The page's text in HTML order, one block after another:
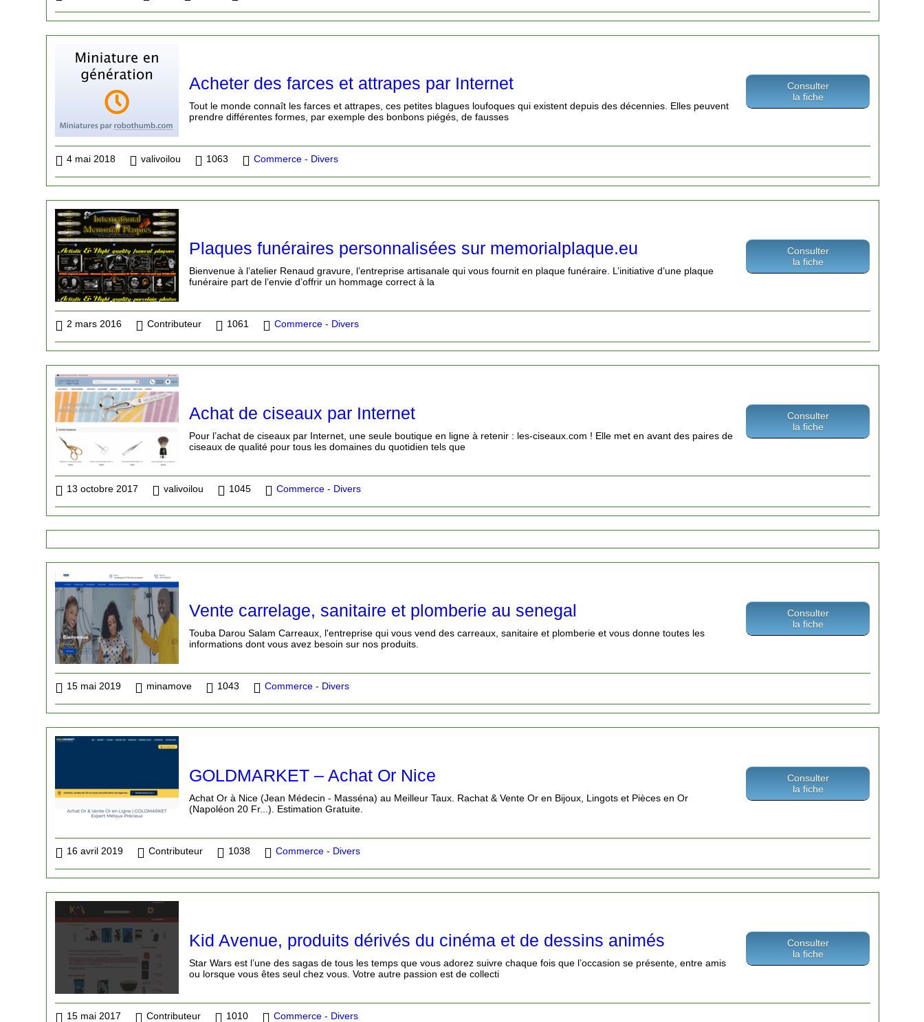
Acheter des farces et attrapes par Internet
Tout le monde connaît les farces et attrapes, ces petites blagues loufoques qui existent depuis des décennies. Elles peuvent
prendre différentes formes, par exemple des bonbons piégés, de fausses
Consulter
la fiche
4 mai 2018 valivoilou 1063 Commerce - Divers
Plaques funéraires personnalisées sur memorialplaque.eu
Bienvenue à l’atelier Renaud gravure, l’entreprise artisanale qui vous fournit en plaque funéraire. L’initiative d’une plaque
funéraire part de l’envie d’offrir un hommage correct à la
Consulter
la fiche
2 mars 2016 Contributeur 1061 Commerce - Divers
Achat de ciseaux par Internet
Pour l’achat de ciseaux par Internet, une seule boutique en ligne à retenir : les-ciseaux.com ! Elle met en avant des paires de
ciseaux de qualité pour tous les domaines du quotidien tels que
Consulter
la fiche
13 octobre 2017 valivoilou 1045 Commerce - Divers
Vente carrelage, sanitaire et plomberie au senegal
Touba Darou Salam Carreaux, l'entreprise qui vous vend des carreaux, sanitaire et plomberie et vous donne toutes les
informations dont vous avez besoin sur nos produits.
Consulter
la fiche
15 mai 2019 minamove 1043 Commerce - Divers
GOLDMARKET – Achat Or Nice
Achat Or à Nice (Jean Médecin - Masséna) au Meilleur Taux. Rachat & Vente Or en Bijoux, Lingots et Pièces en Or
(Napoléon 20 Fr...). Estimation Gratuite.
Consulter
la fiche
16 avril 2019 Contributeur 1038 Commerce - Divers
Kid Avenue, produits dérivés du cinéma et de dessins animés
Star Wars est l’une des sagas de tous les temps que vous adorez suivre chaque fois que l’occasion se présente, entre amis
ou lorsque vous êtes seul chez vous. Votre autre passion est de collecti
Consulter
la fiche
15 mai 2017 Contributeur 1010 Commerce - Divers